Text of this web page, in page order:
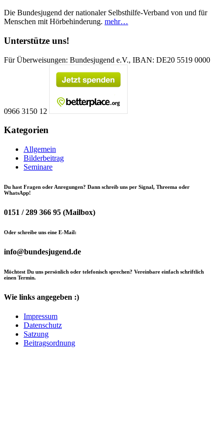
Die Bundesjugend der nationaler Selbsthilfe-Verband von und für
Menschen mit Hörbehinderung. mehr…
Unterstütze uns!
Für Überweisungen: Bundesjugend e.V., IBAN: DE20 5519 0000
0966 3150 12
Kategorien
Allgemein
Bilderbeitrag
Seminare
Du hast Fragen oder Anregungen? Dann schreib uns per Signal, Threema oder
WhatsApp!
0151 / 289 366 95 (Mailbox)
Oder schreibe uns eine E-Mail:
info@bundesjugend.de
Möchtest Du uns persönlich oder telefonisch sprechen? Vereinbare einfach schriftlich
einen Termin.
Wie links angegeben :)
Impressum
Datenschutz
Satzung
Beitragsordnung